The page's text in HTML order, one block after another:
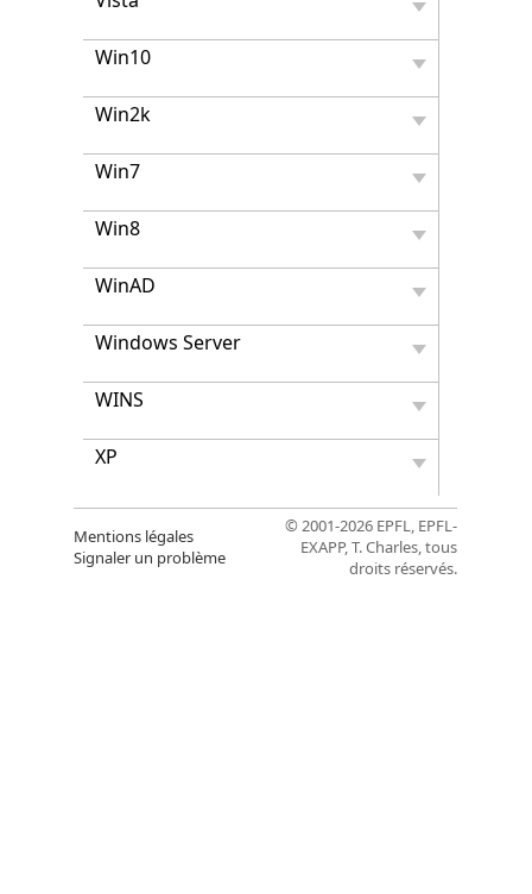
Win10
Win2k
Win7
Win8
WinAD
Windows Server
WINS
XP
Mentions légales
Signaler un problème
© 2001-2026 EPFL, EPFL-
EXAPP, T. Charles, tous
droits réservés.